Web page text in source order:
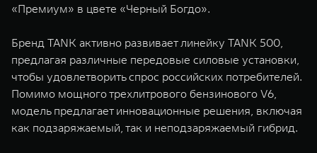
WEY 07
Расширяя границы комфорта
от 6 149 000 ₽
Эстетика
от 5 699
«Премиум» в цвете «Черный Богдо».
Бренд TANK активно развивает линейку TANK 500,
предлагая различные передовые силовые установки,
чтобы удовлетворить спрос российских потребителей.
Помимо мощного трехлитрового бензинового V6,
модель предлагает инновационные решения, включая
как подзаряжаемый, так и неподзаряжаемый гибрид.